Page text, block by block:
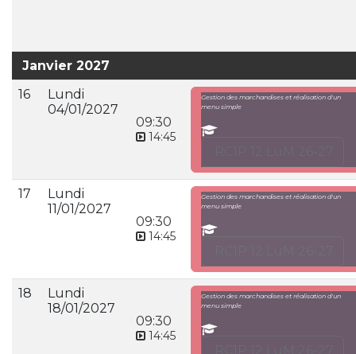
Janvier 2027
16
Lundi
04/01/2027
09:30
14:45
Gestion des marchandises et réalisation d'un
menu simple
17
Lundi
11/01/2027
09:30
14:45
Gestion des marchandises et réalisation d'un
menu simple
18
Lundi
18/01/2027
09:30
14:45
Gestion des marchandises et réalisation d'un
menu simple